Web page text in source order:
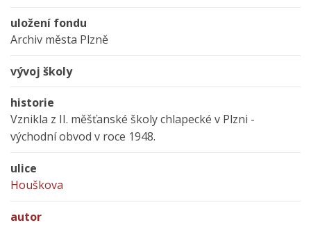
uložení fondu
Archiv města Plzně
vývoj školy
historie
Vznikla z II. měšťanské školy chlapecké v Plzni -
východní obvod v roce 1948.
ulice
Houškova
autor